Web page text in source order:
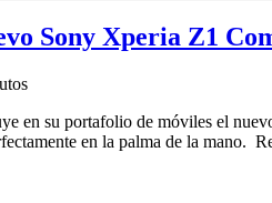
Sony Xperia Z1
en su portafolio de móviles el
en la palma de la